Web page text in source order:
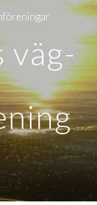
Skip to navigation
väg-